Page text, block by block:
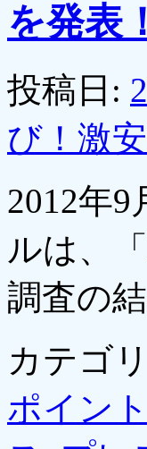
を発表！
投稿日:
び！激
2012年
ルは、
調査の
カテゴ
ポイント